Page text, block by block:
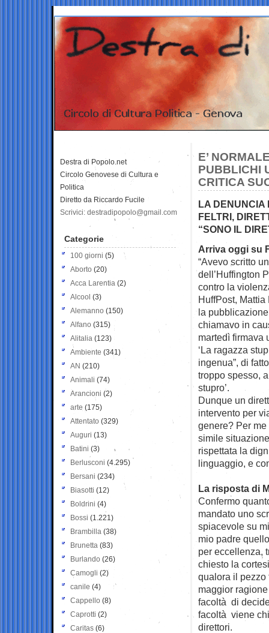
E’
PUBBLICHI
CRITICA
LA DENUNCIA
FELTRI,
“SONO IL
Arriva oggi su
“Avevo scritto
dell’Huffington
contro la
HuffPost,
la
chiamavo in
martedì firmava
‘La ragazza
ingenua”, di
troppo spesso,
stupro’.
Dunque un
intervento per
genere? Per
simile
rispettata la
linguaggio, e
La risposta di
Confermo
mandato uno
spiacevole su
mio padre
per eccellenza,
chiesto la
qualora il pezzo
maggior
facoltà di
facoltà viene
direttori.
Destra di Popolo.net
Circolo Genovese di Cultura e
Politica
Diretto da Riccardo Fucile
Scrivici: destradipopolo@gmail.com
Categorie
100 giorni (5)
Aborto (20)
Acca Larentia (2)
Alcool (3)
Alemanno (150)
Alfano (315)
Alitalia (123)
Ambiente (341)
AN (210)
Animali (74)
Arancioni (2)
arte (175)
Attentato (329)
Auguri (13)
Batini (3)
Berlusconi (4.295)
Bersani (234)
Biasotti (12)
Boldrini (4)
Bossi (1.221)
Brambilla (38)
Brunetta (83)
Burlando (26)
Camogli (2)
canile (4)
Cappello (8)
Caprotti (2)
Caritas (6)